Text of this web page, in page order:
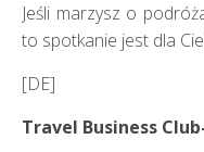
Jeśli marzysz o
to spotkanie jest dla
[DE]
Travel Business